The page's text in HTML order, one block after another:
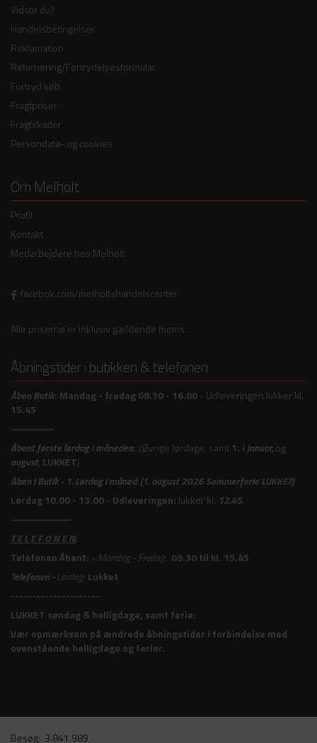
Vidste du?
Handelsbetingelser
Reklamation
Returnering/Fortrydelsesformular
Fortryd køb
Fragtpriser
Fragtskader
Persondata- og cookies
Om Melholt
Profil
Kontakt
Medarbejdere hos Melholt
facebok.com/melholtshandelscenter
Alle priserne er inklusiv gældende moms.
Åbningstider i butikken & telefonen
ÅbenButik: Mandag - fredag 08.30 - 16.00- Udleveringen lukker kl.
15.45
---------------
Åbent første lørdag i måneden: (Øvrige lørdage, samt 1. i januar,og
august, LUKKET)
Åben i Butik - 1. Lørdag i måned: (1. august 2026 Sommerferie LUKKET)
Lørdag 10.00 - 13.00- Udleveringen: lukker kl. 12.45.
---------------------
T E L E F O N E N:
Telefonen Åbent: - Mandag - Fredag: 09.30 til kl. 15.45
Telefonen -Lørdag: Lukket
---------------------
LUKKET søndag & helligdage, samt ferie:
Vær opmærksom på ændrede åbningstider i forbindelse med
ovenstående helligdage og ferier.
Besøg: 3.841.989